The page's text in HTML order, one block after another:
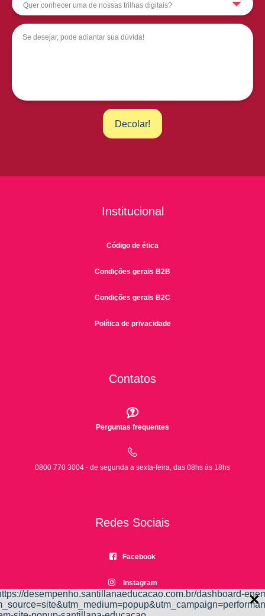
Institucional
Código de ética
Condições gerais B2B
Condições gerais B2C
Política de privacidade
Contatos
Perguntas frequentes
0800 770 3004 - de segunda a sexta-feira, das 08hs às 18hs
Redes Sociais
Facebook
Instagram